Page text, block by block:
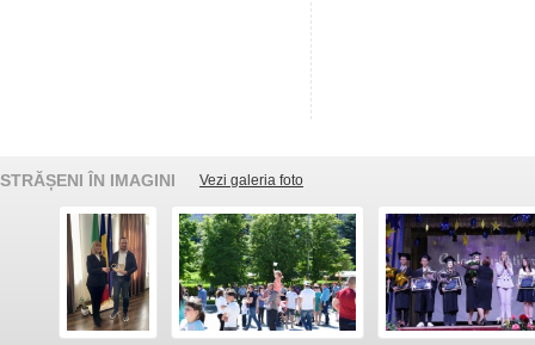
STRĂȘENI ÎN IMAGINI Vezi galeria foto